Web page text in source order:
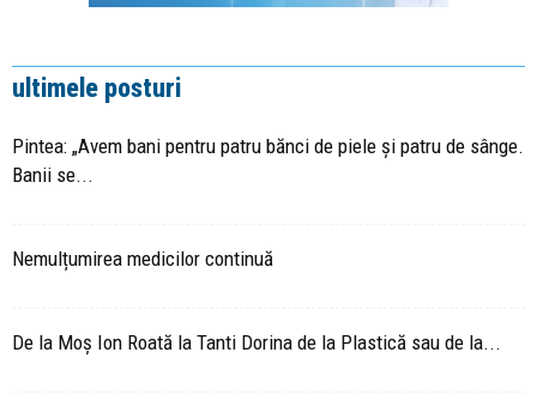
ultimele posturi
Pintea: „Avem bani pentru patru bănci de piele și patru de sânge.
Banii se...
Nemulțumirea medicilor continuă
De la Moș Ion Roată la Tanti Dorina de la Plastică sau de la...